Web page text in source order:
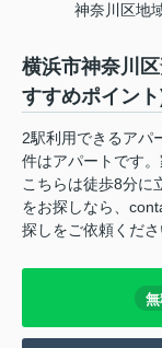
神奈川区地
横浜市神奈川
すすめポイン
2駅利用できるアパ
件はアパートです
こちらは徒歩8分に
をお探しなら、
探しをご依頼くださ